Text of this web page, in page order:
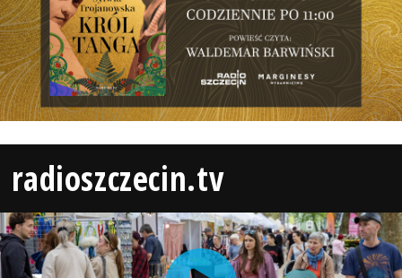
radioszczecin.tv